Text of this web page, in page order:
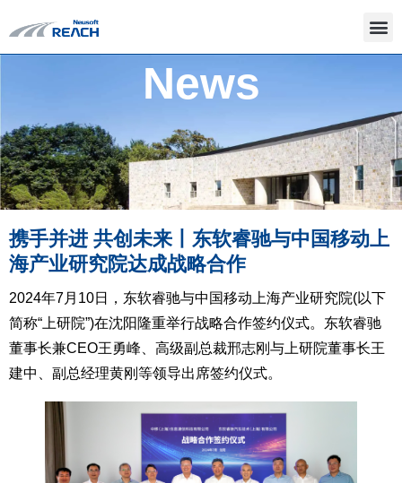
News
携手并进 共创未来丨东软睿驰与中国移动上
海产业研究院达成战略合作
2024年7月10日，东软睿驰与中国移动上海产业研究院(以下
简称“上研院”)在沈阳隆重举行战略合作签约仪式。东软睿驰
董事长兼CEO王勇峰、高级副总裁邢志刚与上研院董事长王
建中、副总经理黄刚等领导出席签约仪式。